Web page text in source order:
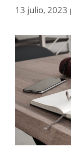
13 julio, 2023